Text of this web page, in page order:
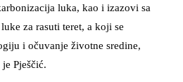
luka, kao i izazovi sa
za rasuti teret, a koji se
i očuvanje životne sredine,
Pješčić.